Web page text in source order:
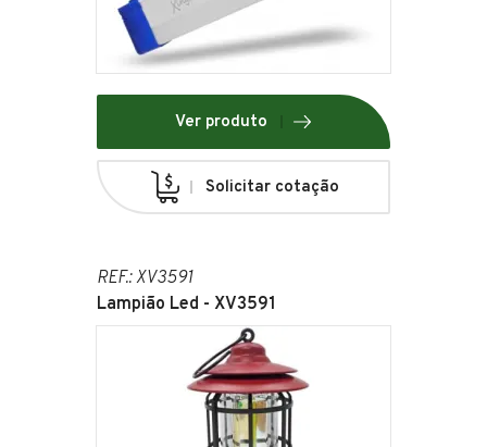
Ver produto
Solicitar cotação
REF.: XV3591
Lampião Led - XV3591